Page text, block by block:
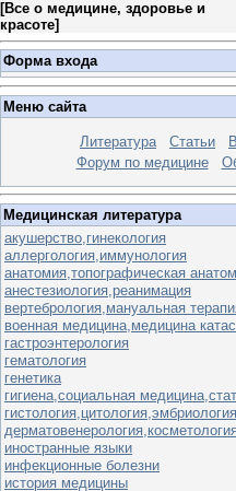
[Все о медицине, здоровье и
красоте]
Форма входа
Меню сайта
Литература Статьи
Форум по медицине
Медицинская литература
акушерство,гинекология
аллергология,иммунология
анатомия,топографическая
анестезиология,реанимация
вертебрология,мануальная
военная медицина,медицина
гастроэнтерология
гематология
генетика
гигиена,социальная
гистология,цитология,эмбриология
иностранные языки
инфекционные болезни
история медицины